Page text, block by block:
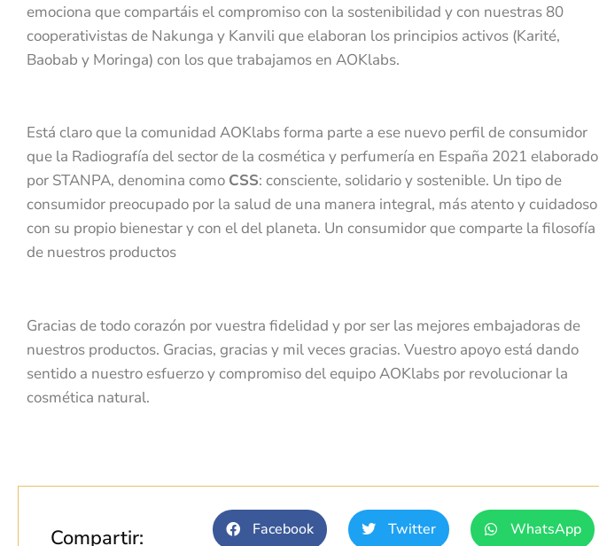
emociona que compartáis el compromiso con la sostenibilidad y con nuestras 80
cooperativistas de Nakunga y Kanvili que elaboran los principios activos (Karité,
Baobab y Moringa) con los que trabajamos en AOKlabs.
Está claro que la comunidad AOKlabs forma parte a ese nuevo perfil de consumidor
que la Radiografía del sector de la cosmética y perfumería en España 2021 elaborado
por STANPA, denomina como CSS: consciente, solidario y sostenible. Un tipo de
consumidor preocupado por la salud de una manera integral, más atento y cuidadoso
con su propio bienestar y con el del planeta. Un consumidor que comparte la filosofía
de nuestros productos
Gracias de todo corazón por vuestra fidelidad y por ser las mejores embajadoras de
nuestros productos. Gracias, gracias y mil veces gracias. Vuestro apoyo está dando
sentido a nuestro esfuerzo y compromiso del equipo AOKlabs por revolucionar la
cosmética natural.
Compartir: Facebook Twitter WhatsApp